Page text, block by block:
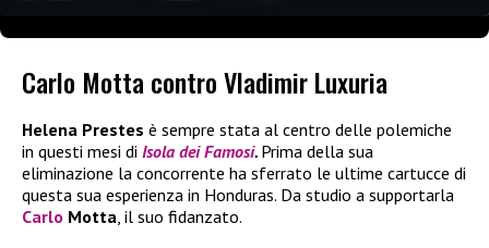
Carlo Motta contro Vladimir Luxuria
Helena Prestes è sempre stata al centro delle polemiche
in questi mesi di Isola dei Famosi. Prima della sua
eliminazione la concorrente ha sferrato le ultime cartucce di
questa sua esperienza in Honduras. Da studio a supportarla
Carlo Motta, il suo fidanzato.